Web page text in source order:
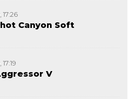
17:26
Canyon Soft
V